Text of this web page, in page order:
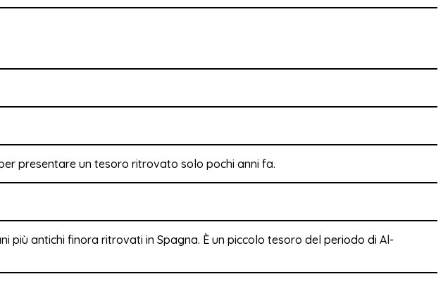
presentare un tesoro ritrovato solo pochi anni fa.
più antichi finora ritrovati in Spagna. È un piccolo tesoro del periodo di Al-